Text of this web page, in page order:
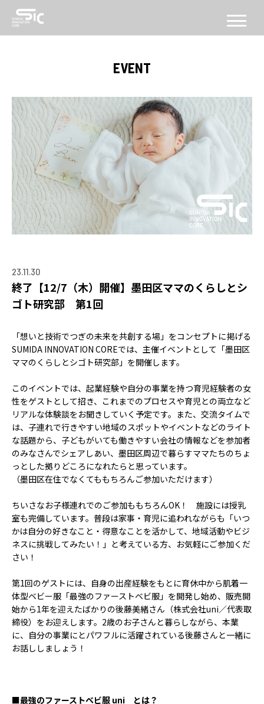
CONCEPT
コンセプト
ABOUT
SICについて
FACILITY
施設
SERVICE
PROGRAM
PROGRAM
アクセラレーション
MEMBER
パートナー
メンター
EVENT
イベント
REPORT
活動紹介
ACCESS
EVENT
23.11.30
終了【12/7（木）開催】墨田区ママのくらしとシ
ゴト研究部 第1回
「想いと技術でつぎの未来を共創する場」をコンセプトに掲げる
SUMIDA INNOVATION COREでは、主催イベントとして「墨田区
ママのくらしとシゴト研究部」を開催します。
このイベントでは、起業経験や自分の事業を持つ育児経験者の女
性をゲストとして招き、これまでのプロセスや育児との両立など
リアルな体験談をお聞きしていく予定です。また、交流タイムで
は、子連れで行きやすい地域のスポットやイベントなどのライト
な話題から、子どもがいても働きやすい会社の情報などを参加者
のみなさんでシェアしあい、墨田区周辺で暮らすママたちのちょ
っとした拠りどころになれたらと思っています。
（墨田区在住でなくてももちろんご参加いただけます）
ちいさなお子様連れでのご参加ももちろんOK！ 施設には授乳
室も完備しています。普段は家事・育児に追われながらも「いつ
かは自分の好きなこと・得意なことを活かして、地域活動やビジ
ネスに挑戦してみたい！」と考えている方、お気軽にご参加くだ
さい！
第1回のゲストには、自身の出産経験をもとに育休中から肌着一
体型ベビー服「最強のファーストベビ服」を開発し始め、販売開
始から1年を迎えたばかりの後藤美緒さん（株式会社uni／代表取
締役）をお迎えします。2歳のお子さんと暮らしながら、本業
に、自分の事業にとパワフルに活躍されている後藤さんと一緒に
お話ししましょう！
■最強のファーストベビ服 uni とは？